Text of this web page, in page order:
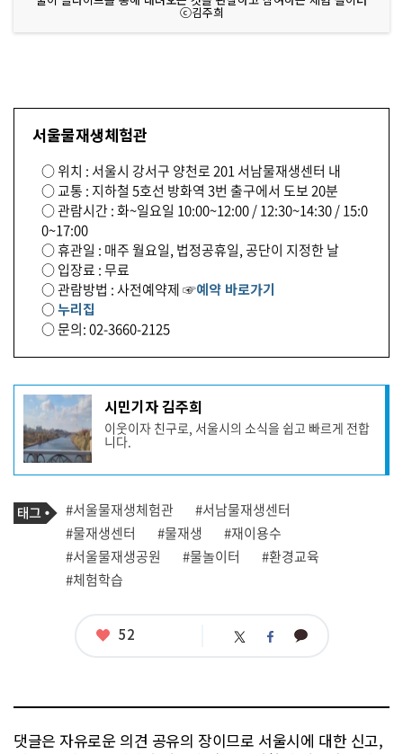
ⓒ김주희
서울물재생체험관
○ 위치 : 서울시 강서구 양천로 201 서남물재생센터 내
○ 교통 : 지하철 5호선 방화역 3번 출구에서 도보 20분
○ 관람시간 : 화~일요일 10:00~12:00 / 12:30~14:30 / 15:0
0~17:00
○ 휴관일 : 매주 월요일, 법정공휴일, 공단이 지정한 날
○ 입장료 : 무료
○ 관람방법 : 사전예약제 ☞예약 바로가기
○누리집
○ 문의: 02-3660-2125
기
사
작
성
자
프
필
시민기자 김주희
이웃이자 친구로, 서울시의 소식을 쉽고 빠르게 전합
니다.
기
사
관
련
태
그
태
그
#서울물재생체험관
#서남물재생센터
#물재생센터
#물재생
#재이용수
#서울물재생공원
#물놀이터
#환경교육
#체험학습
좋
52 트 페 카
댓글은 자유로운 의견 공유의 장이므로 서울시에 대한 신고,